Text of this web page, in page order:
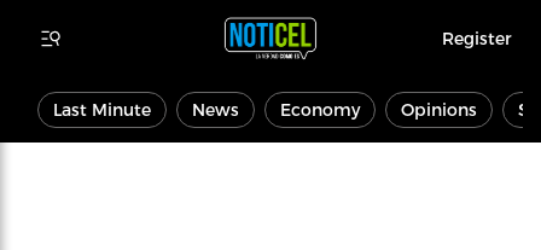
Register
Last Minute News Economy Opinions